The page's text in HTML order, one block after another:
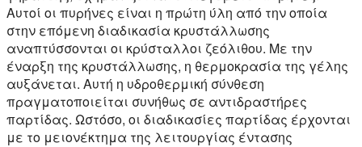
Αυτοί οι πυρήνες είναι η πρώτη ύλη από την οποία
στην επόμενη διαδικασία κρυστάλλωσης
αναπτύσσονται οι κρύσταλλοι ζεόλιθου. Με την
έναρξη της κρυστάλλωσης, η θερμοκρασία της γέλης
αυξάνεται. Αυτή η υδροθερμική σύνθεση
πραγματοποιείται συνήθως σε αντιδραστήρες
παρτίδας. Ωστόσο, οι διαδικασίες παρτίδας έρχονται
με το μειονέκτημα της λειτουργίας έντασης